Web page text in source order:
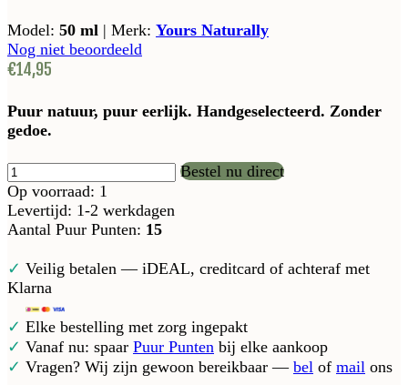
Model: 50 ml | Merk: Yours Naturally
Nog niet beoordeeld
€14,95
Puur natuur, puur eerlijk. Handgeselecteerd. Zonder
gedoe.
Bestel nu direct
Op voorraad: 1
Levertijd: 1-2 werkdagen
Aantal Puur Punten: 15
✓ Veilig betalen — iDEAL, creditcard of achteraf met
Klarna
✓ Elke bestelling met zorg ingepakt
✓ Vanaf nu: spaar Puur Punten bij elke aankoop
✓ Vragen? Wij zijn gewoon bereikbaar — bel of mail ons